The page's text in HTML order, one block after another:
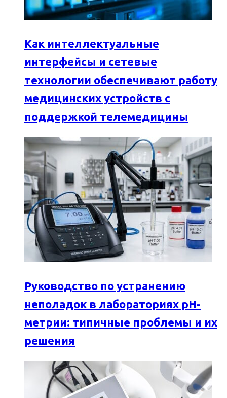
Как интеллектуальные
интерфейсы и сетевые
технологии обеспечивают работу
медицинских устройств с
поддержкой телемедицины
Руководство по устранению
неполадок в лабораториях pH-
метрии: типичные проблемы и их
решения